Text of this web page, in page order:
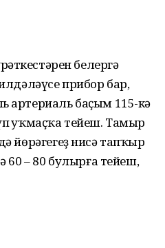
белергә
прибор бар,
артериаль баҫым 115-кә
һуҡмаҫҡа тейеш. Тамыр
йөрәгегеҙ нисә тапҡыр
60 – 80 булырға тейеш,